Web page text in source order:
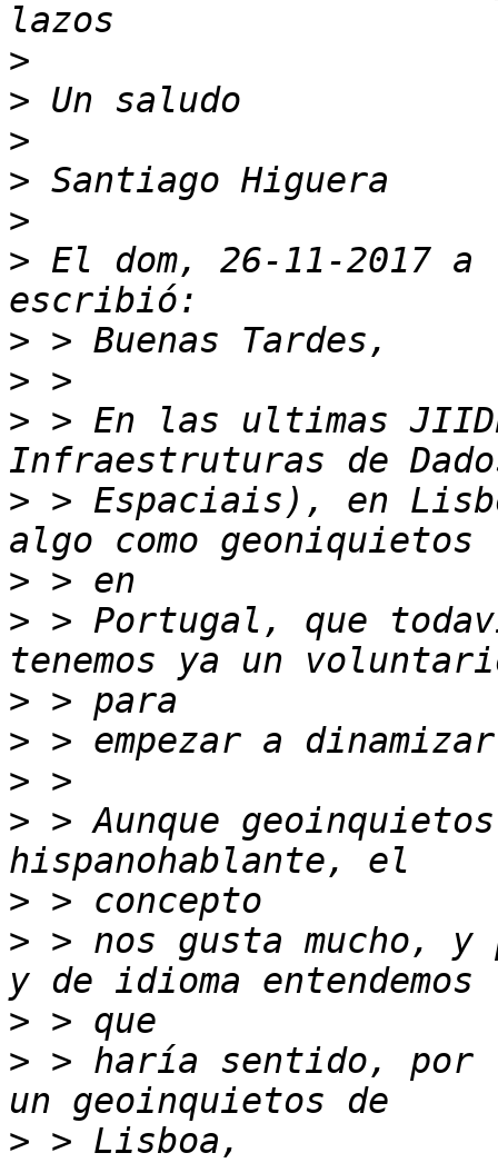
>
>
>
>
>
> El dom, 26-11-2017
>
>
> > En las ultimas
> > Espaciais), en
>
> > Portugal, que
>
>
>
> > Aunque
>
> > nos gusta mucho,
>
> > haría sentido, por
>